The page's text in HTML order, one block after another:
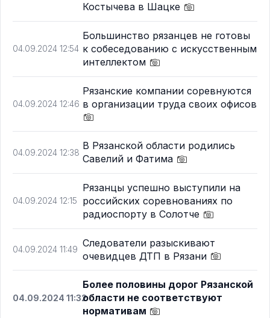
Костычева в Шацке
04.09.2024 12:54
Большинство рязанцев не готовы
к собеседованию с искусственным
интеллектом
04.09.2024 12:46
Рязанские компании соревнуются
в организации труда своих офисов
04.09.2024 12:38
В Рязанской области родились
Савелий и Фатима
04.09.2024 12:15
Рязанцы успешно выступили на
российских соревнованиях по
радиоспорту в Солотче
04.09.2024 11:49
Следователи разыскивают
очевидцев ДТП в Рязани
04.09.2024 11:32
Более половины дорог Рязанской
области не соответствуют
нормативам